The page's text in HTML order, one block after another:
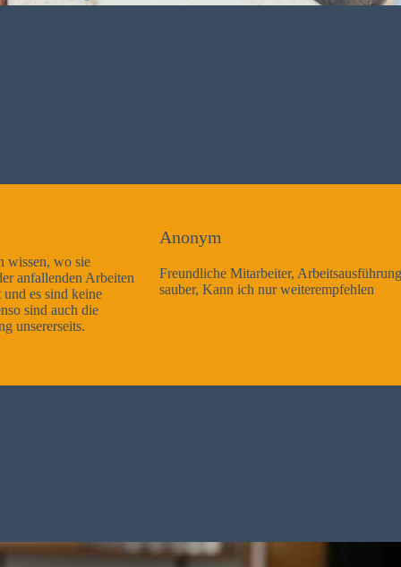
Freundliche Mitarbeiter, Arbeitsausführung sehr gut und sehr
sauber, Kann ich nur weiterempfehlen